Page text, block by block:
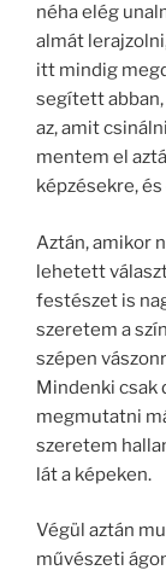
néha elég
almát
itt mindig
segített abban,
az, amit
mentem el
képzésekre,
Aztán, amikor
lehetett
festészet is
szeretem a
szépen
Mindenki csak
megmutatni
szeretem
lát a képeken.
Végül aztán
művészeti